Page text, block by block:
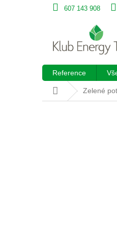
607 143 908
Reference
Domů Zelené